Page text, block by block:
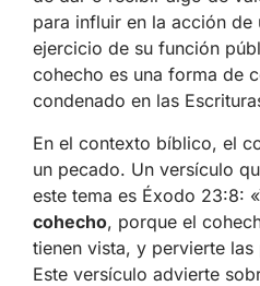
para influir en la acción de
ejercicio de su función
cohecho es una forma de
condenado en las
En el contexto bíblico, el
un pecado. Un versículo
este tema es Éxodo 23:8:
cohecho, porque el
tienen vista, y pervierte
Este versículo advierte